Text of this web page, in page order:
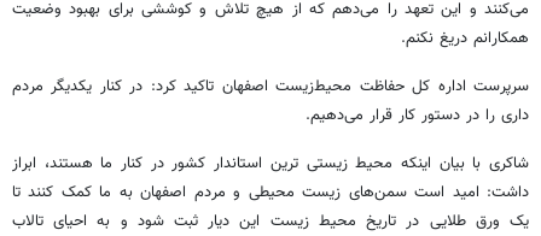
می‌کنند و این تعهد را می‌دهم که از هیچ تلاش و کوششی برای بهبود وضعیت
همکارانم دریغ نکنم.
سرپرست اداره کل حفاظت محیط‌زیست اصفهان تاکید کرد: در کنار یکدیگر مردم
داری را در دستور کار قرار می‌دهیم.
شاکری با بیان اینکه محیط زیستیترین استاندار کشور در کنار ما هستند، ابراز
داشت: امید است سمن‌های زیست محیطی و مردم اصفهان به ما کمک کنند تا
یک ورق طلایی در تاریخ محیط زیست این دیار ثبت شود و به احیای تالاب